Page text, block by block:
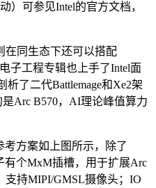
）可参见Intel的官方文档，
在同生态下还可以搭配
子工程专辑也上手了Intel面
了二代Battlemage和Xe2架
Arc B570，AI理论峰值算力
考方案如上图所示，除了
有个MxM插槽，用于扩展Arc
持MIPI/GMSL摄像头；IO